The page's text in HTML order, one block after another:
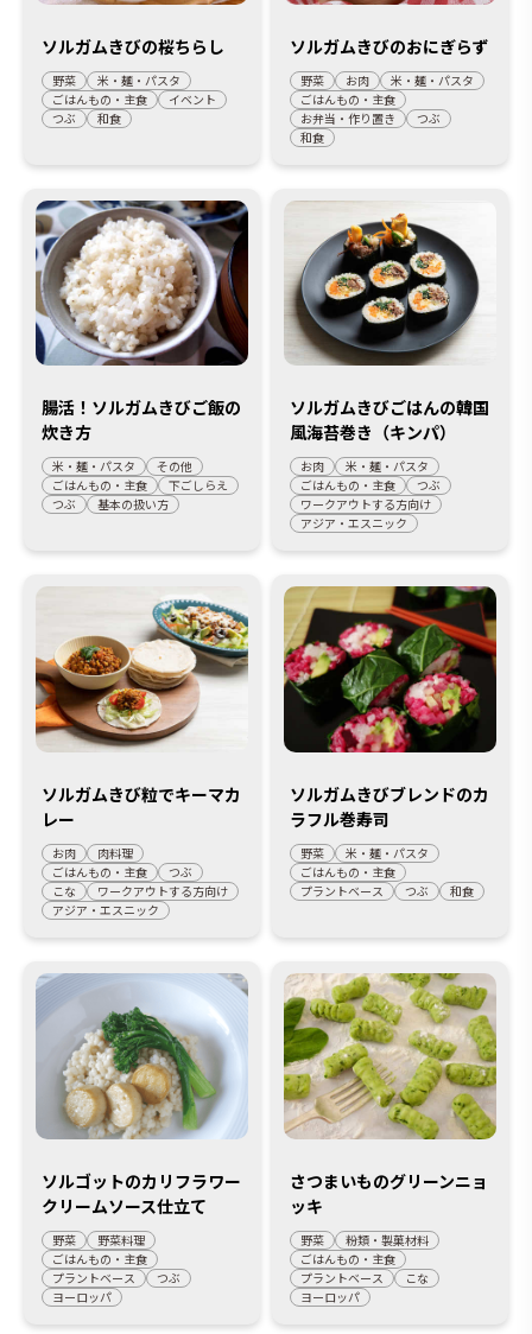
ソルガムきびの桜ちらし
野菜
米・麺・パスタ
ごはんもの・主食
イベント
つぶ
和食
ソルガムきびのおにぎらず
野菜 お肉
米・麺・パスタ
ごはんもの・主食
お弁当・作り置き
つぶ
和食
腸活！ソルガムきびご飯の
炊き方
米・麺・パスタ
その他
ごはんもの・主食
下ごしらえ
つぶ
基本の扱い方
ソルガムきびごはんの韓国
風海苔巻き（キンパ）
お肉
米・麺・パスタ
ごはんもの・主食
つぶ
ワークアウトする方向け
アジア・エスニック
ソルガムきび粒でキーマカ
レー
お肉
肉料理
ごはんもの・主食
つぶ
こな
ワークアウトする方向け
アジア・エスニック
ソルガムきびブレンドのカ
ラフル巻寿司
野菜
米・麺・パスタ
ごはんもの・主食
プラントベース
つぶ 和食
ソルゴットのカリフラワー
クリームソース仕立て
野菜
野菜料理
ごはんもの・主食
プラントベース
つぶ
ヨーロッパ
さつまいものグリーンニョ
ッキ
野菜
粉類・製菓材料
ごはんもの・主食
プラントベース
こな
ヨーロッパ